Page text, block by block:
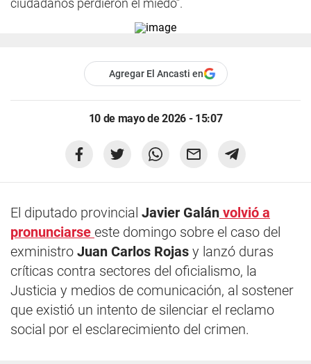
ciudadanos perdieron el miedo”.
Agregar El Ancasti en
10 de mayo de 2026 - 15:07
El diputado provincial Javier Galán volvió a
pronunciarse este domingo sobre el caso del
exministro Juan Carlos Rojas y lanzó duras
críticas contra sectores del oficialismo, la
Justicia y medios de comunicación, al sostener
que existió un intento de silenciar el reclamo
social por el esclarecimiento del crimen.